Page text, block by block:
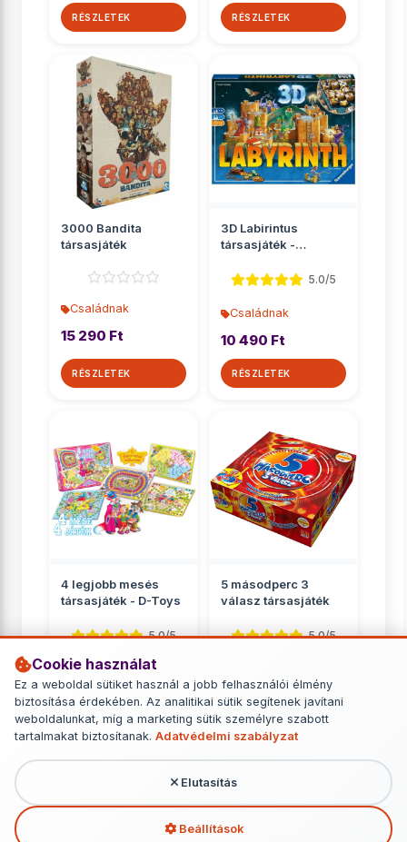
Cookie használat
Ez a weboldal sütiket használ a jobb felhasználói élmény
biztosítása érdekében. Az analitikai sütik segítenek javítani
weboldalunkat, míg a marketing sütik személyre szabott
tartalmakat biztosítanak. Adatvédelmi szabályzat
Elutasítás
Beállítások
RÉSZLETEK RÉSZLETEK
3000 Bandita
társasjáték
Családnak
15 290 Ft
RÉSZLETEK
3D Labirintus
társasjáték -
5.0/5
Családnak
10 490 Ft
RÉSZLETEK
4 legjobb mesés
társasjáték - D-Toys
5.0/5
Családnak
2 799 Ft
RÉSZLETEK
5 másodperc 3
válasz társasjáték
5.0/5
6 749 Ft
RÉSZLETEK
További termékek - Családnak